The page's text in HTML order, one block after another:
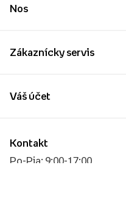
Nos
Zákaznícky servis
Kontakt
Po-Pia: 9:00-17:00
Váš účet